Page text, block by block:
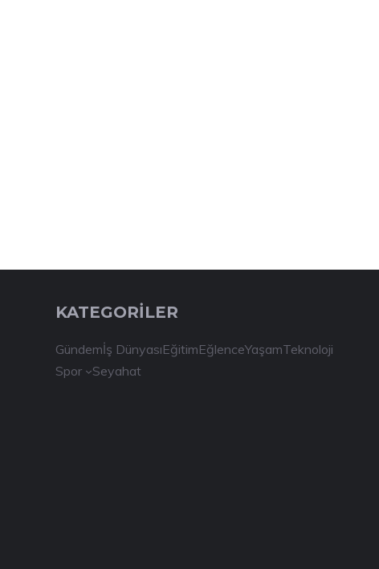
KATEGORİLER
Gündemİş DünyasıEğitimEğlenceYaşamTeknoloji
Spor
Seyahat